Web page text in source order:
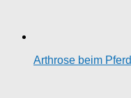
Arthrose beim Pferd